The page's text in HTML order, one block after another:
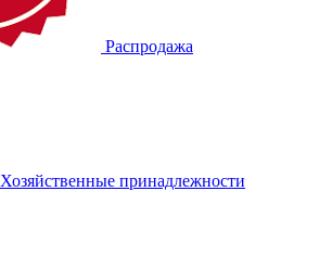
Распродажа
Хозяйственные принадлежности